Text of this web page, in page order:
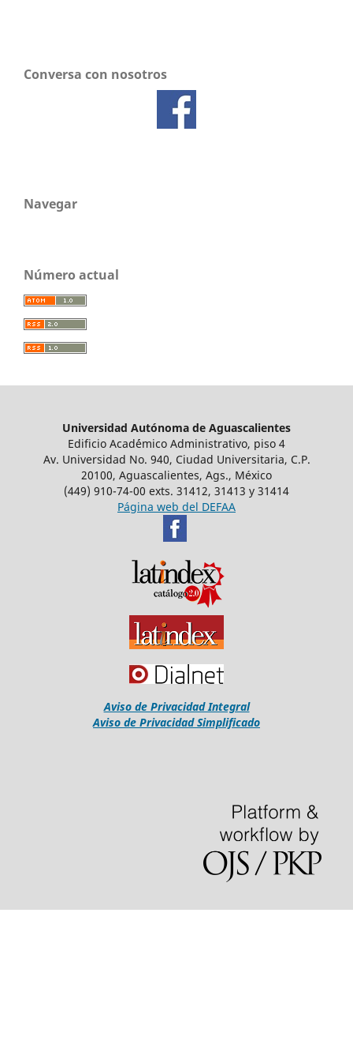
Conversa con nosotros
Navegar
Número actual
Universidad Autónoma de Aguascalientes
Edificio Acad´émico Administrativo, piso 4
Av. Universidad No. 940, Ciudad Universitaria, C.P.
20100, Aguascalientes, Ags., México
(449) 910-74-00 exts. 31412, 31413 y 31414
Página web del DEFAA
Aviso de Privacidad Integral
Aviso de Privacidad Simplificado